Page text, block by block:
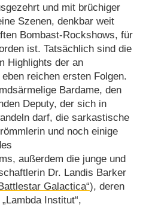
und mit brüchiger
Szenen, denkbar weit
Bombast-Rockshows, für
ist. Tatsächlich sind die
Highlights der an
reichen ersten Folgen.
Bardame, den
Deputy, der sich in
darf, die sarkastische
und noch einige
außerdem die junge und
Dr. Landis Barker
Galactica“), deren
Institut“,